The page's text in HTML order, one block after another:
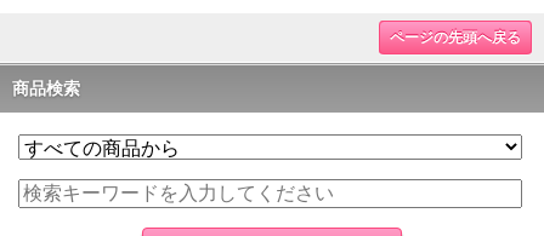
ページの先頭へ戻る
商品検索